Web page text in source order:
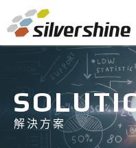
解決方案